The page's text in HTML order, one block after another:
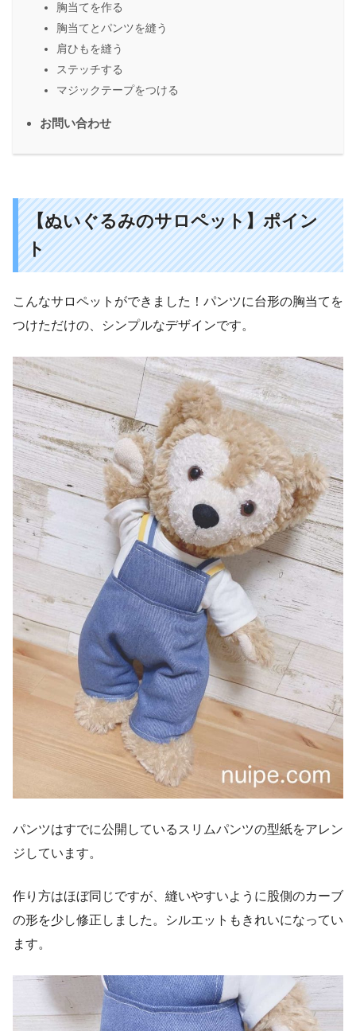
胸当てを作る
胸当てとパンツを縫う
肩ひもを縫う
ステッチする
マジックテープをつける
お問い合わせ
【ぬいぐるみのサロペット】ポイン
ト
こんなサロペットができました！パンツに台形の胸当てを
つけただけの、シンプルなデザインです。
パンツはすでに公開しているスリムパンツの型紙をアレン
ジしています。
作り方はほぼ同じですが、縫いやすいように股側のカーブ
の形を少し修正しました。シルエットもきれいになってい
ます。